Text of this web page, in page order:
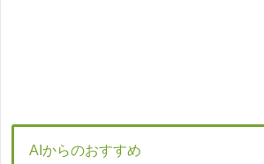
AIからのおすすめ